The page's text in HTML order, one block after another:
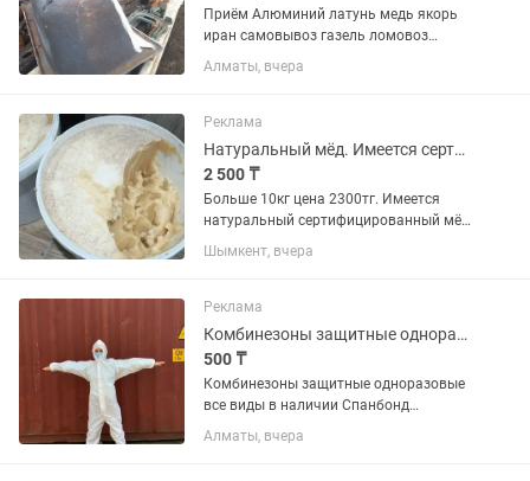
Приём Алюминий латунь медь якорь
иран самовывоз газель ломовоз
манипулятор все техники имеются
Алматы, вчера
Реклама
Натуральный мёд. Имеется сертификат качества.
2 500 ₸
Больше 10кг цена 2300тг. Имеется
натуральный сертифицированный мёд
- Жантак и др. Цена 2500. Расфасован
в ведерочки.
Шымкент, вчера
Реклама
Комбинезоны защитные одноразовые
500 ₸
Комбинезоны защитные одноразовые
все виды в наличии Спанбонд
Мельтблаун Ламинированные Так же
собираем комплекты под заказ Очки
Алматы, вчера